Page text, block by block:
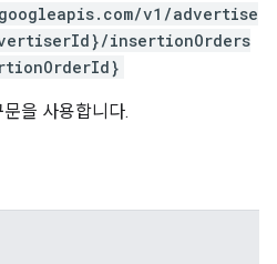
v1/advertise
insertionOrders
문을 사용합니다.